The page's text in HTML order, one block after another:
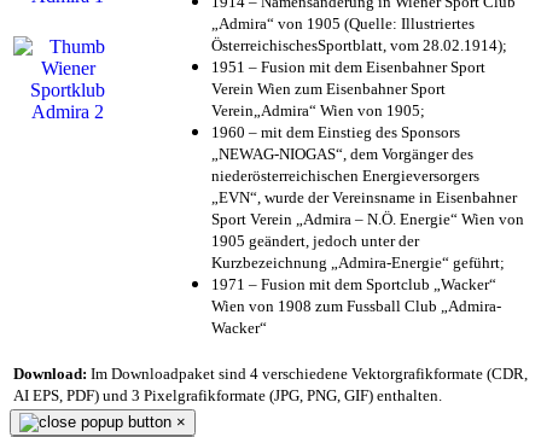
„Admira“ von 1905 (Quelle: Illustriertes
ÖsterreichischesSportblatt, vom 28.02.1914);
1951 – Fusion mit dem Eisenbahner Sport
Verein Wien zum Eisenbahner Sport
Verein„Admira“ Wien von 1905;
1960 – mit dem Einstieg des Sponsors
„NEWAG-NIOGAS“, dem Vorgänger des
niederösterreichischen Energieversorgers
„EVN“, wurde der Vereinsname in Eisenbahner
Sport Verein „Admira – N.Ö. Energie“ Wien von
1905 geändert, jedoch unter der
Kurzbezeichnung „Admira-Energie“ geführt;
1971 – Fusion mit dem Sportclub „Wacker“
Wien von 1908 zum Fussball Club „Admira-
Wacker“
Download: Im Downloadpaket sind 4 verschiedene Vektorgrafikformate (CDR,
AI EPS, PDF) und 3 Pixelgrafikformate (JPG, PNG, GIF) enthalten.
×